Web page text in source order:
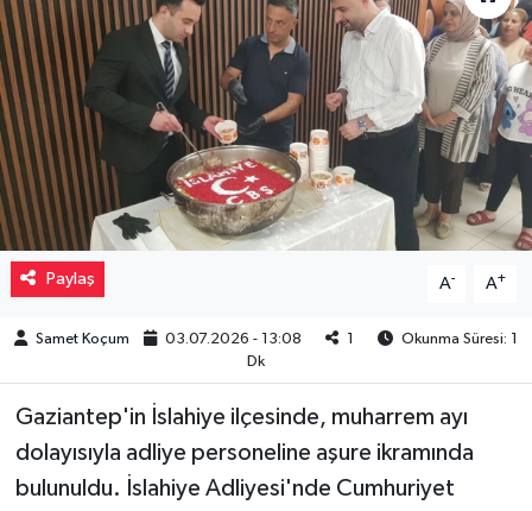
Paylaş A- A+
Samet Koçum 03.07.2026 - 13:08 1
Okunma Süresi: 1
Dk
Gaziantep'in İslahiye ilçesinde, muharrem ayı
dolayısıyla adliye personeline aşure ikramında
bulunuldu. İslahiye Adliyesi'nde Cumhuriyet
Magazin
Müzik
Piyasa
Resmi İlanlar
Sağlık
Teknoloji